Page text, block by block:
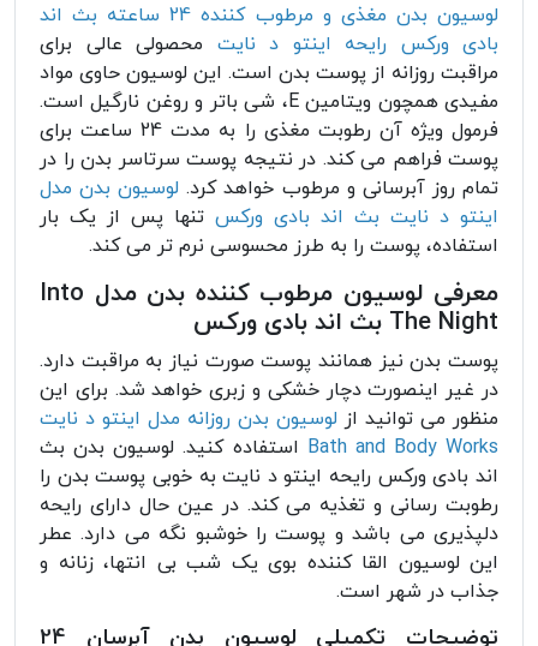
لوسیون بدن مغذی و مرطوب کننده 24 ساعته بث اند
بادی ورکس رایحه اینتو د نایت محصولی عالی برای
مراقبت روزانه از پوست بدن است. این لوسیون حاوی مواد
مفیدی همچون ویتامین E، شی باتر و روغن نارگیل است.
فرمول ویژه آن رطوبت مغذی را به مدت 24 ساعت برای
پوست فراهم می کند. در نتیجه پوست سرتاسر بدن را در
تمام روز آبرسانی و مرطوب خواهد کرد. لوسیون بدن مدل
اینتو د نایت بث اند بادی ورکس تنها پس از یک بار
استفاده، پوست را به طرز محسوسی نرم تر می کند.
معرفی لوسیون مرطوب کننده بدن مدل Into
The Night بث اند بادی ورکس
پوست بدن نیز همانند پوست صورت نیاز به مراقبت دارد.
در غیر اینصورت دچار خشکی و زبری خواهد شد. برای این
منظور می توانید از لوسیون بدن روزانه مدل اینتو د نایت
Bath and Body Works استفاده کنید. لوسیون بدن بث
اند بادی ورکس رایحه اینتو د نایت به خوبی پوست بدن را
رطوبت رسانی و تغذیه می کند. در عین حال دارای رایحه
دلپذیری می باشد و پوست را خوشبو نگه می دارد. عطر
این لوسیون القا کننده بوی یک شب بی انتها، زنانه و
جذاب در شهر است.
توضیحات تکمیلی لوسیون بدن آبرسان 24